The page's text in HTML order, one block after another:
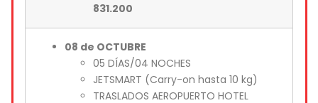
831.200
08 de OCTUBRE
05 DÍAS/04 NOCHES
JETSMART (Carry-on hasta 10 kg)
TRASLADOS AEROPUERTO HOTEL